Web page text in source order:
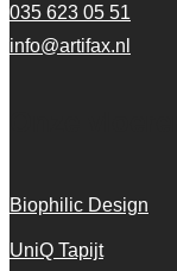
035 623 05 51
info@artifax.nl
Biophilic Design
UniQ Tapijt